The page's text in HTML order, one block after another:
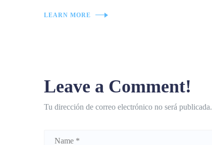
LEARN MORE
Leave a Comment!
Tu dirección de correo electrónico no será publicada.